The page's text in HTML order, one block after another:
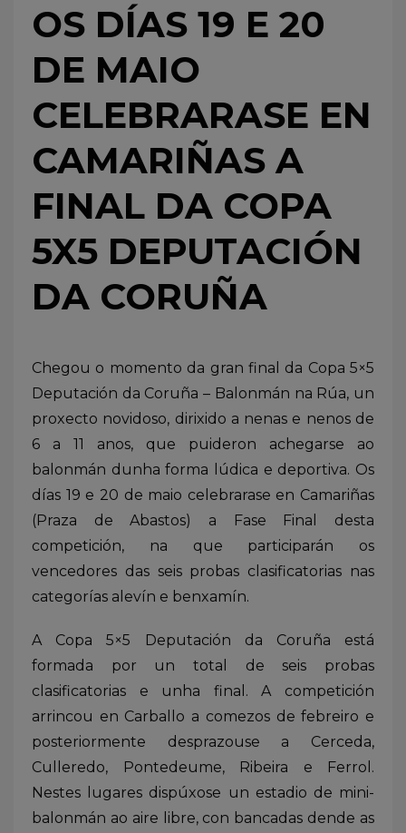
OS DÍAS 19 E 20
DE MAIO
CELEBRARASE EN
CAMARIÑAS A
FINAL DA COPA
5X5 DEPUTACIÓN
DA CORUÑA
Chegou o momento da gran final da Copa 5×5
Deputación da Coruña – Balonmán na Rúa, un
proxecto novidoso, dirixido a nenas e nenos de
6 a 11 anos, que puideron achegarse ao
balonmán dunha forma lúdica e deportiva. Os
días 19 e 20 de maio celebrarase en Camariñas
(Praza de Abastos) a Fase Final desta
competición, na que participarán os
vencedores das seis probas clasificatorias nas
categorías alevín e benxamín.
A Copa 5×5 Deputación da Coruña está
formada por un total de seis probas
clasificatorias e unha final. A competición
arrincou en Carballo a comezos de febreiro e
posteriormente desprazouse a Cerceda,
Culleredo, Pontedeume, Ribeira e Ferrol.
Nestes lugares dispúxose un estadio de mini-
balonmán ao aire libre, con bancadas dende as